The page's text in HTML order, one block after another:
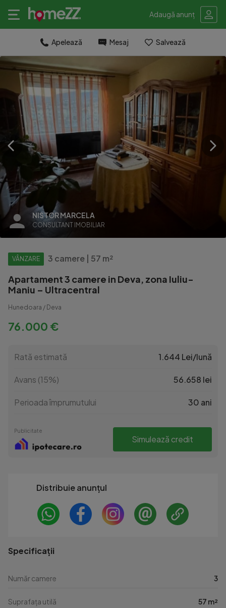
Adaugă anunț
Apelează Mesaj Salvează
NISTOR MARCELA
CONSULTANT IMOBILIAR
VÂNZARE 3 camere | 57 m²
Apartament 3 camere in Deva, zona Iuliu-
Maniu – Ultracentral
Hunedoara / Deva
76.000 €
Rată estimată 1.644 Lei/lună
Avans (15%) 56.658 lei
Perioada împrumutului 30 ani
Publicitate
Simulează credit
Distribuie anunțul
Specificații
Număr camere 3
Suprafața utilă 57 m²